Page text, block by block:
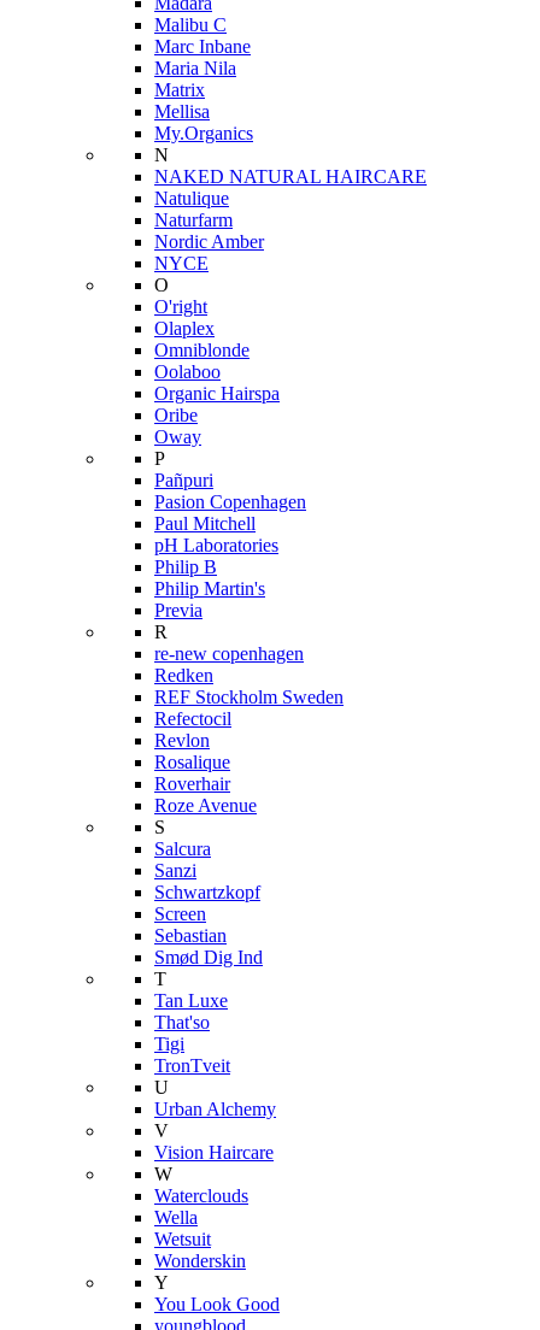
Malibu C
Marc Inbane
Maria Nila
Matrix
Mellisa
My.Organics
N
NAKED NATURAL HAIRCARE
Natulique
Naturfarm
Nordic Amber
NYCE
O
O'right
Olaplex
Omniblonde
Oolaboo
Organic Hairspa
Oribe
Oway
P
Pañpuri
Pasion Copenhagen
Paul Mitchell
pH Laboratories
Philip B
Philip Martin's
Previa
R
re-new copenhagen
Redken
REF Stockholm Sweden
Refectocil
Revlon
Rosalique
Roverhair
Roze Avenue
S
Salcura
Sanzi
Schwartzkopf
Screen
Sebastian
Smød Dig Ind
T
Tan Luxe
That'so
Tigi
TronTveit
U
Urban Alchemy
V
Vision Haircare
W
Waterclouds
Wella
Wetsuit
Wonderskin
Y
You Look Good
youngblood